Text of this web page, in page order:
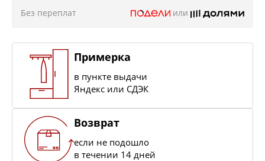
Без переплат
или
Примерка
в пункте выдачи
Яндекс или СДЭК
Возврат
если не подошло
в течении 14 дней